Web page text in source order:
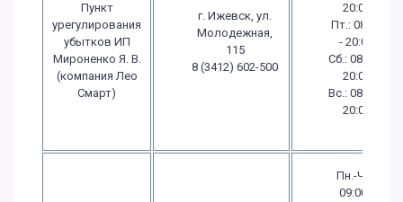
Пункт
урегулирования
убытков ИП
Мироненко Я. В.
(компания Лео
Смарт)
г. Ижевск, ул.
Молодежная,
115
8 (3412) 602-500
20:00
Пт.: 08:00
- 20:00
Сб.: 08:00 -
20:00
Вс.: 08:00 -
20:00
Пн.-Чт.:
09:00 -